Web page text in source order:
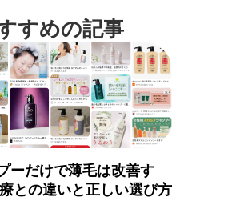
すめの記事
ーだけで薄毛は改善す
との違いと正しい選び方